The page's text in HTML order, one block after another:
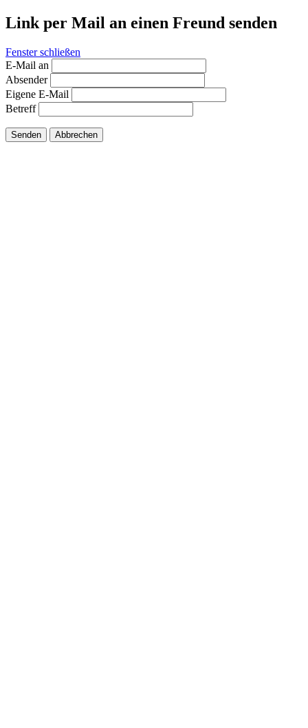
Link per Mail an einen Freund senden
Fenster schließen
E-Mail an
Absender
Eigene E-Mail
Betreff
Senden Abbrechen